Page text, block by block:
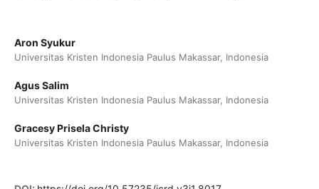
Aron Syukur
Universitas Kristen Indonesia Paulus Makassar, Indonesia
Agus Salim
Universitas Kristen Indonesia Paulus Makassar, Indonesia
Gracesy Prisela Christy
Universitas Kristen Indonesia Paulus Makassar, Indonesia